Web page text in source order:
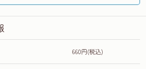
660円(税込)